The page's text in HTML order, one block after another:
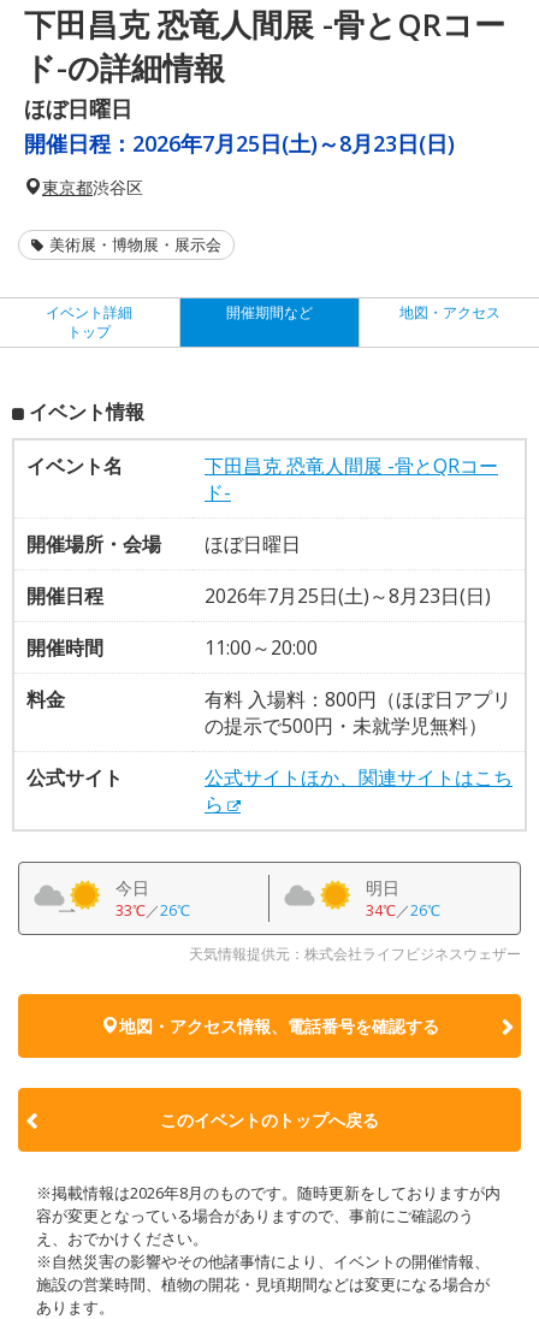
下田昌克 恐竜人間展 -骨とQRコー
ド-の詳細情報
ほぼ日曜日
開催日程： 2026年7月25日(土)～8月23日(日)
東京都渋谷区
美術展・博物展・展示会
イベント詳細
トップ
開催期間など 地図・アクセス
イベント情報
イベント名
下田昌克 恐竜人間展 -骨とQRコー
ド-
開催場所・会場
ほぼ日曜日
開催日程
2026年7月25日(土)～8月23日(日)
開催時間
11:00～20:00
料金
有料 入場料：800円（ほぼ日アプリ
の提示で500円・未就学児無料）
公式サイト
公式サイトほか、関連サイトはこち
ら
今日
33℃／26℃
明日
34℃／26℃
天気情報提供元：株式会社ライフビジネスウェザー
地図・アクセス情報、電話番号を確認する
このイベントのトップへ戻る
※掲載情報は2026年8月のものです。随時更新をしておりますが内
容が変更となっている場合がありますので、事前にご確認のう
え、おでかけください。
※自然災害の影響やその他諸事情により、イベントの開催情報、
施設の営業時間、植物の開花・見頃期間などは変更になる場合が
あります。